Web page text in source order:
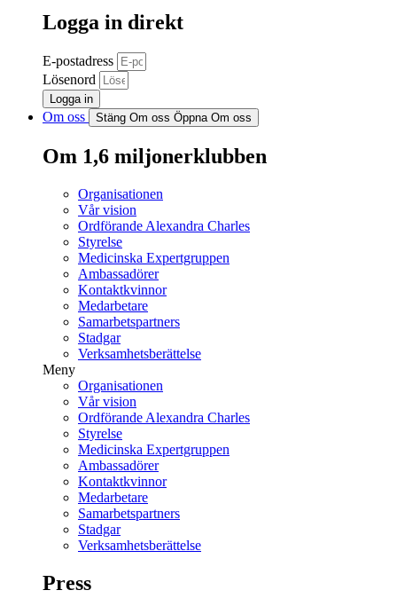
Logga in direkt
E-postadress
Lösenord
Logga in
Om oss Stäng Om oss Öppna Om oss
Om 1,6 miljonerklubben
Organisationen
Vår vision
Ordförande Alexandra Charles
Styrelse
Medicinska Expertgruppen
Ambassadörer
Kontaktkvinnor
Medarbetare
Samarbetspartners
Stadgar
Verksamhetsberättelse
Meny
Organisationen
Vår vision
Ordförande Alexandra Charles
Styrelse
Medicinska Expertgruppen
Ambassadörer
Kontaktkvinnor
Medarbetare
Samarbetspartners
Stadgar
Verksamhetsberättelse
Press